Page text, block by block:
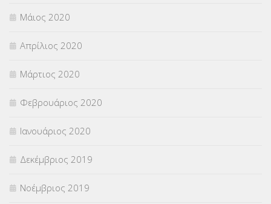
Μάιος 2020
Απρίλιος 2020
Μάρτιος 2020
Φεβρουάριος 2020
Ιανουάριος 2020
Δεκέμβριος 2019
Νοέμβριος 2019